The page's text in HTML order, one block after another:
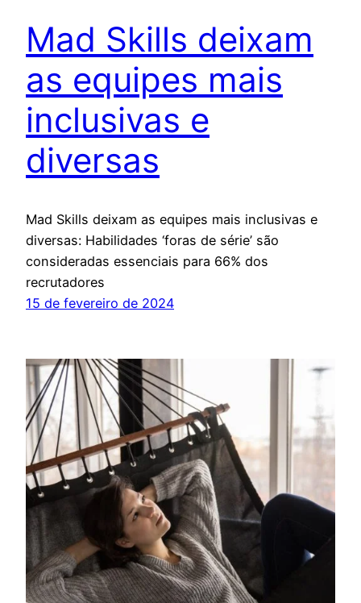
Mad Skills deixam
as equipes mais
inclusivas e
diversas
Mad Skills deixam as equipes mais inclusivas e
diversas: Habilidades ‘foras de série’ são
consideradas essenciais para 66% dos
recrutadores
15 de fevereiro de 2024